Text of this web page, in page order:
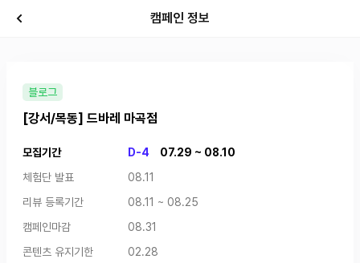
캠페인 정보
블로그
[강서/목동] 드바레 마곡점
모집기간 D-4
07.29 ~ 08.10
체험단 발표
08.11
리뷰 등록기간
08.11 ~ 08.25
캠페인마감
08.31
콘텐츠 유지기한
02.28